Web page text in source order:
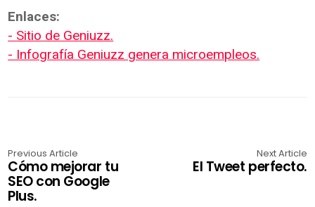
Enlaces:
- Sitio de Geniuzz.
- Infografía Geniuzz genera microempleos.
Previous Article
Cómo mejorar tu
SEO con Google
Plus.
Next Article
El Tweet perfecto.